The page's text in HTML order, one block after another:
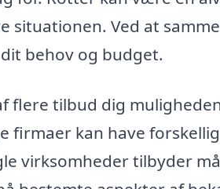
Ved at
behov og budget.
flere tilbud dig
firmaer kan have
virksomheder tilbyder